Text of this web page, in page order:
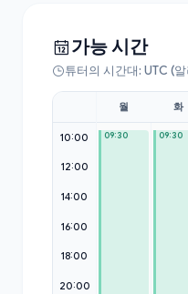
가능 시간
튜터의 시간대: UTC (
10:00
12:00
14:00
16:00
18:00
20:00
월
09:30
화
09:30